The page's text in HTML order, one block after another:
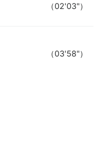
（02'03"）
（03'58"）